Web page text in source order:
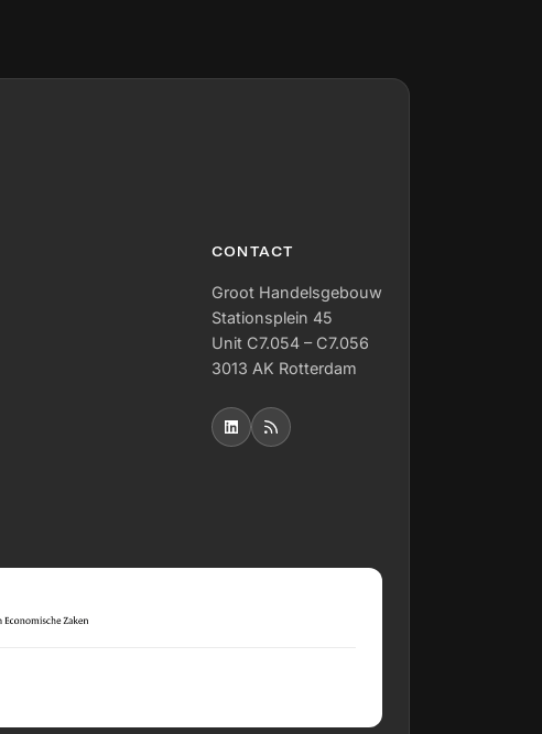
CONTACT
Groot Handelsgebouw
Stationsplein 45
Unit C7.054 – C7.056
3013 AK Rotterdam